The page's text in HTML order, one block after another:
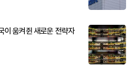
이 움켜쥔 새로운 전략자